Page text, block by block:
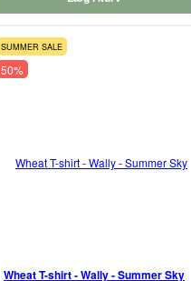
SUMMER SALE
50%
Wheat T-shirt - Wally - Summer Sky